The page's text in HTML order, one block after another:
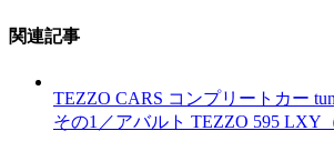
関連記事
TEZZO CARS コンプリートカー
その1／アバルト TEZZO 595 LXY